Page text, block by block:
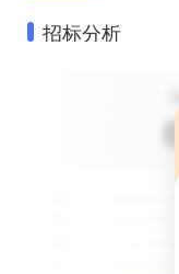
招标分析